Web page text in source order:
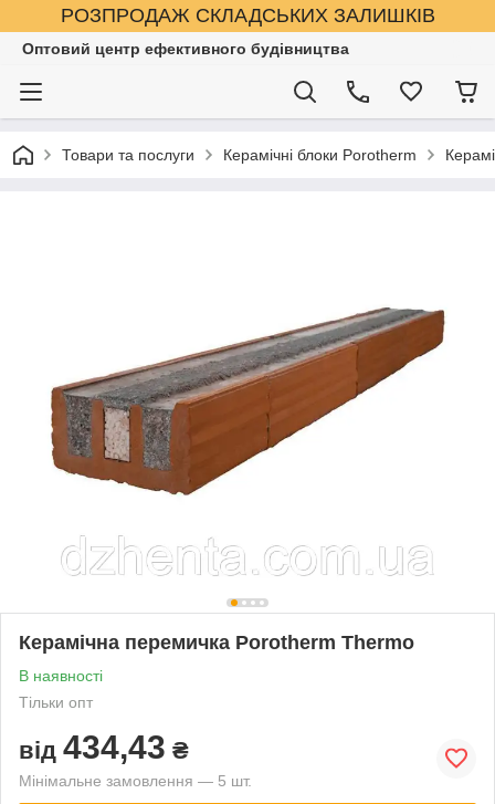
РОЗПРОДАЖ СКЛАДСЬКИХ ЗАЛИШКІВ
Оптовий центр ефективного будівництва
Товари та послуги Керамічні блоки Porotherm
Керамічна перемичка Porotherm Thermo
В наявності
Тільки опт
від 434,43 ₴
Мінімальне замовлення — 5 шт.